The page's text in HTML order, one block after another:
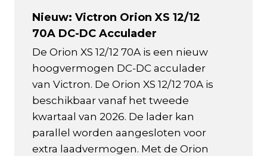
Nieuw: Victron Orion XS 12/12
70A DC-DC Acculader
De Orion XS 12/12 70A is een nieuw
hoogvermogen DC-DC acculader
van Victron. De Orion XS 12/12 70A is
beschikbaar vanaf het tweede
kwartaal van 2026. De lader kan
parallel worden aangesloten voor
extra laadvermogen. Met de Orion